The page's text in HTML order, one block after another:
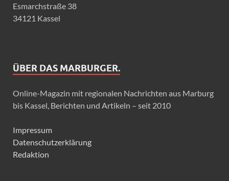
Esmarchstraße 38
34121 Kassel
ÜBER DAS MARBURGER.
Online-Magazin mit regionalen Nachrichten aus Marburg
bis Kassel, Berichten und Artikeln – seit 2010
Impressum
Datenschutzerklärung
Redaktion